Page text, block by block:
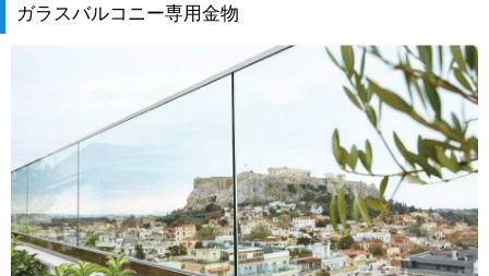
ガラスバルコニー専用金物